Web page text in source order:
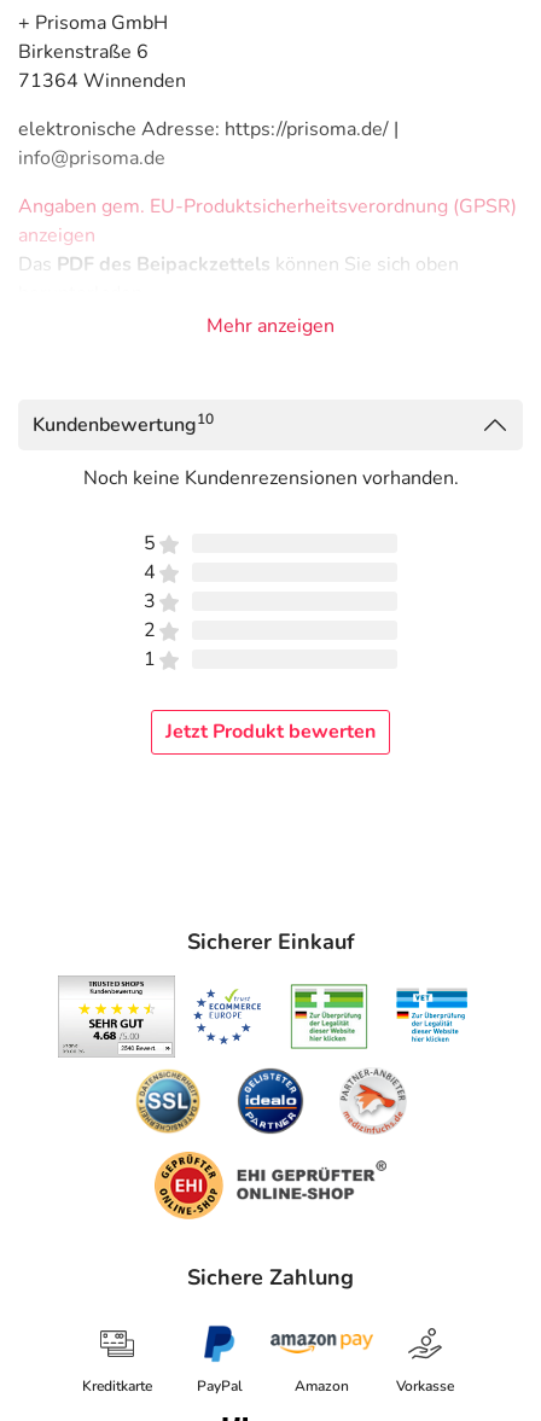
+ Prisoma GmbH
Birkenstraße 6
71364 Winnenden
elektronische Adresse: https://prisoma.de/ |
info@prisoma.de
Angaben gem. EU-Produktsicherheitsverordnung (GPSR)
anzeigen
Das PDF des Beipackzettels können Sie sich oben
Mehr anzeigen
Kundenbewertung10
Noch keine Kundenrezensionen vorhanden.
5
4
3
2
1
Jetzt Produkt bewerten
Sicherer Einkauf
Sichere Zahlung
Kreditkarte PayPal Amazon Vorkasse